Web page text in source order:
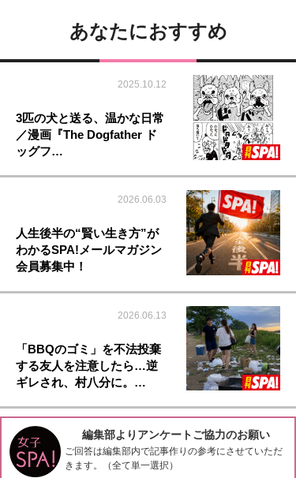
あなたにおすすめ
2025.10.12
3匹の犬と送る、温かな日常
／漫画『The Dogfather ド
ッグフ…
2026.06.03
人生後半の“賢い生き方”が
わかるSPA!メールマガジン
会員募集中！
2026.06.13
「BBQのゴミ」を不法投棄
する友人を注意したら…逆
ギレされ、村八分に。…